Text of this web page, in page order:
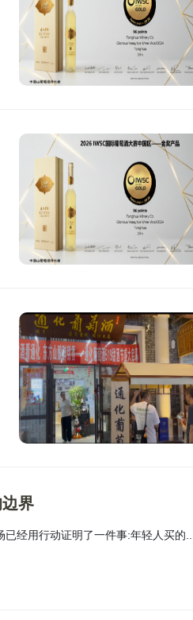
界
经用行动证明了一件事:年轻人买的....